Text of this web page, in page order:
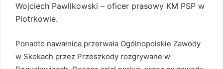
Wojciech Pawlikowski – oficer prasowy KM PSP w
Piotrkowie.
Ponadto nawałnica przerwała Ogólnopolskie Zawody
w Skokach przez Przeszkody rozgrywane w